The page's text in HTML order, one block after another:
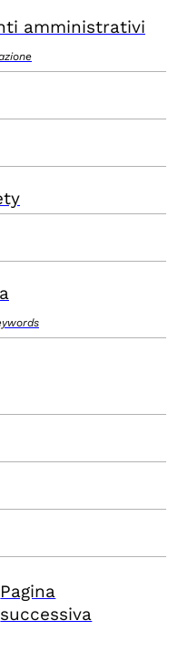
amministrativi
Pagina
successiva